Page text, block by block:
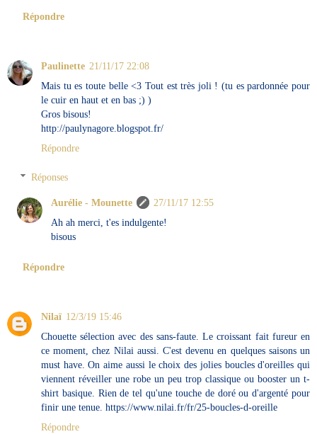
Répondre
Paulinette 21/11/17 22:08
Mais tu es toute belle <3 Tout est très joli ! (tu es pardonnée pour
le cuir en haut et en bas ;) )
Gros bisous!
http://paulynagore.blogspot.fr/
Répondre
Réponses
Aurélie - Mounette
27/11/17 12:55
Ah ah merci, t'es indulgente!
bisous
Répondre
Nilaï 12/3/19 15:46
Chouette sélection avec des sans-faute. Le croissant fait fureur en
ce moment, chez Nilai aussi. C'est devenu en quelques saisons un
must have. On aime aussi le choix des jolies boucles d'oreilles qui
viennent réveiller une robe un peu trop classique ou booster un t-
shirt basique. Rien de tel qu'une touche de doré ou d'argenté pour
finir une tenue. https://www.nilai.fr/fr/25-boucles-d-oreille
Répondre